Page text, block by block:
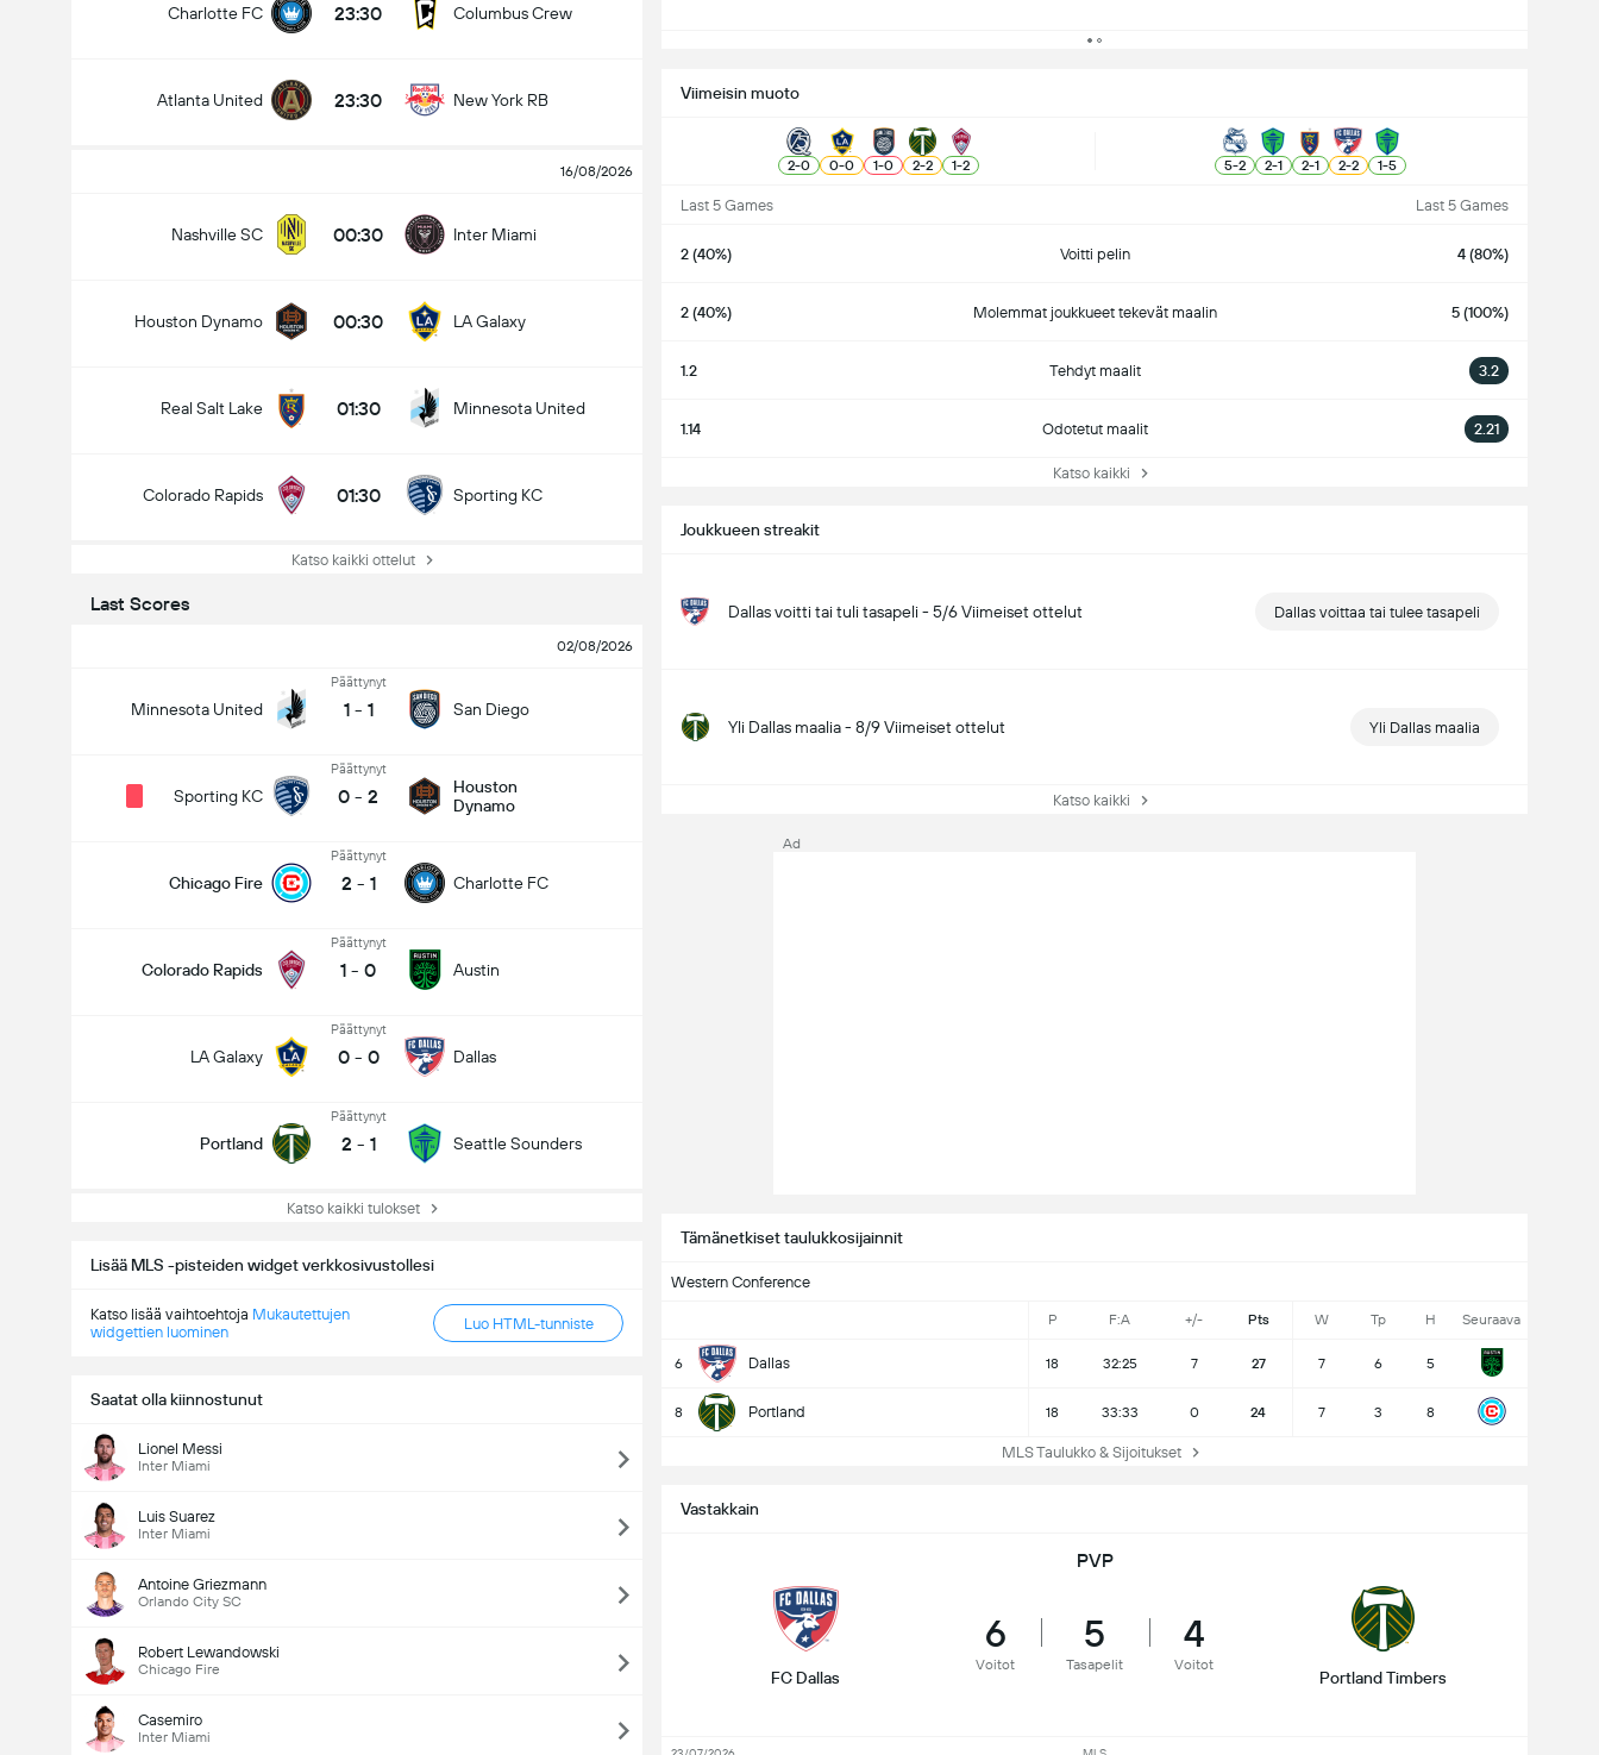
Charlotte FC 23:30 Columbus Crew
Atlanta United 23:30 New York RB
16/08/2026
Nashville SC 00:30 Inter Miami
Houston Dynamo 00:30 LA Galaxy
Real Salt Lake 01:30 Minnesota United
Colorado Rapids 01:30 Sporting KC
Katso kaikki ottelut
Last Scores
02/08/2026
Minnesota United
Päättynyt
1 - 1 San Diego
Sporting KC
Päättynyt
0 - 2
Houston
Dynamo
Chicago Fire
Päättynyt
2 - 1 Charlotte FC
Colorado Rapids
Päättynyt
1 - 0 Austin
LA Galaxy
Päättynyt
0 - 0 Dallas
Portland
Päättynyt
2 - 1 Seattle Sounders
Katso kaikki tulokset
Lisää MLS -pisteiden widget verkkosivustollesi
Katso lisää vaihtoehtoja Mukautettujen
widgettien luominen
Luo HTML-tunniste
Saatat olla kiinnostunut
Lionel Messi
Inter Miami
Luis Suarez
Inter Miami
Antoine Griezmann
Orlando City SC
Robert Lewandowski
Chicago Fire
Casemiro
Inter Miami
Viimeisin muoto
2-0 0-0 1-0 2-2 1-2 5-2 2-1 2-1 2-2 1-5
Last 5 Games Last 5 Games
2 (40%) Voitti pelin 4 (80%)
2 (40%) Molemmat joukkueet tekevät maalin 5 (100%)
1.2 Tehdyt maalit 3.2
1.14 Odotetut maalit 2.21
Katso kaikki
Joukkueen streakit
Dallas voitti tai tuli tasapeli - 5/6 Viimeiset ottelut Dallas voittaa tai tulee tasapeli
Yli Dallas maalia - 8/9 Viimeiset ottelut Yli Dallas maalia
Katso kaikki
Tämänetkiset taulukkosijainnit
Western Conference
P F:A +/- Pts W Tp H Seuraava
6 Dallas 18 32:25 7 27 7 6 5
8 Portland 18 33:33 0 24 7 3 8
MLS Taulukko & Sijoitukset
Vastakkain
PVP
FC Dallas
6
Voitot
5
Tasapelit
4
Voitot
Portland Timbers
Ad